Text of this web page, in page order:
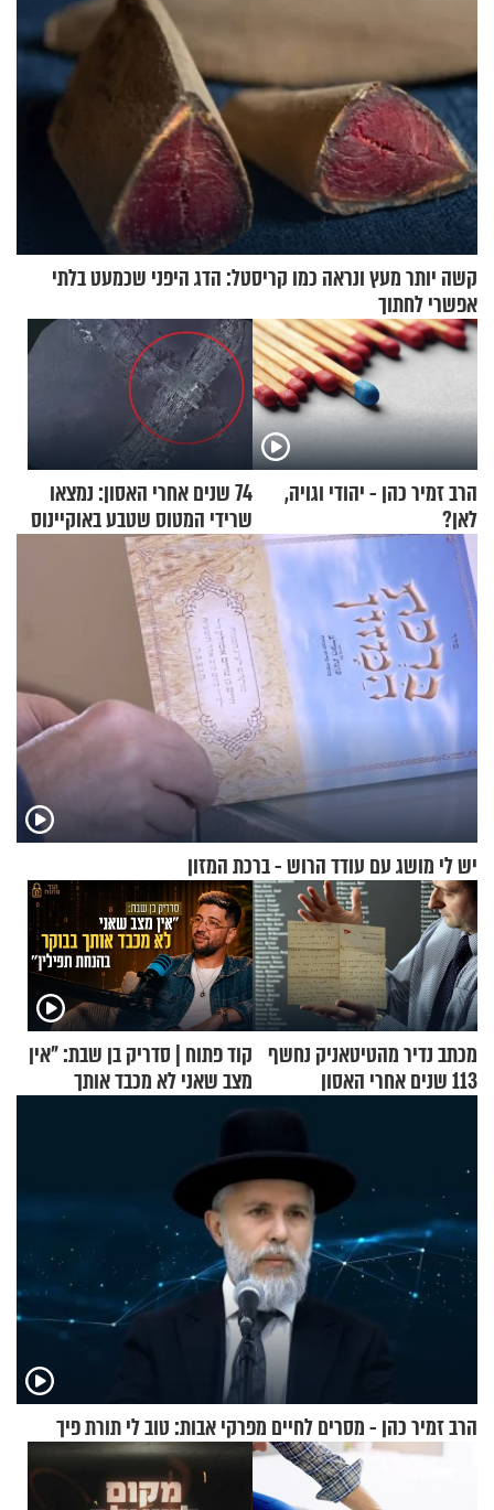
קשה יותר מעץ ונראה כמו קריסטל: הדג היפני שכמעט בלתי
אפשרי לחתוך
הרב זמיר כהן - יהודי וגויה,
לאן?
74 שנים אחרי האסון: נמצאו
שרידי המטוס שטבע באוקיינוס
עם עשרות נוסעים
יש לי מושג עם עודד הרוש - ברכת המזון
מכתב נדיר מהטיטאניק נחשף
113 שנים אחרי האסון
קוד פתוח | סדריק בן שבת: "אין
מצב שאני לא מכבד אותך
בבוקר בהנחת תפילין"
הרב זמיר כהן - מסרים לחיים מפרקי אבות: טוב לי תורת פיך